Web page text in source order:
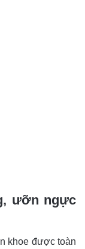
ưỡn ngực
khoe được toàn